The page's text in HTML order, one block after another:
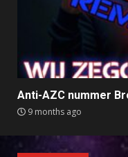
Anti-AZC nummer
9 months ago